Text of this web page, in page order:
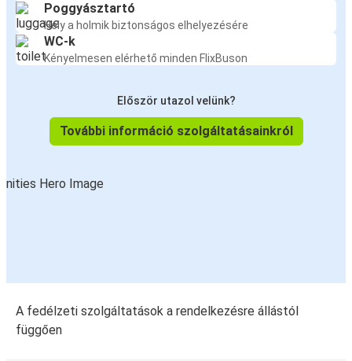
Poggyásztartó
Hely a holmik biztonságos elhelyezésére
WC-k
Kényelmesen elérhető minden FlixBuson
Először utazol velünk?
További információ szolgáltatásainkról
A fedélzeti szolgáltatások a rendelkezésre állástól
függően